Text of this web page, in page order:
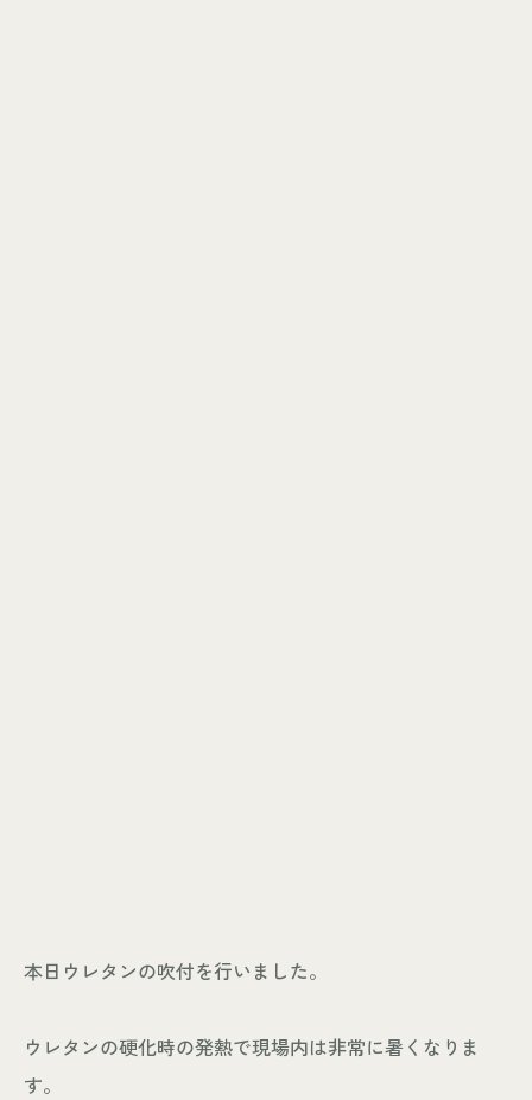
本日ウレタンの吹付を行いました。
ウレタンの硬化時の発熱で現場内は非常に暑くなりま
す。